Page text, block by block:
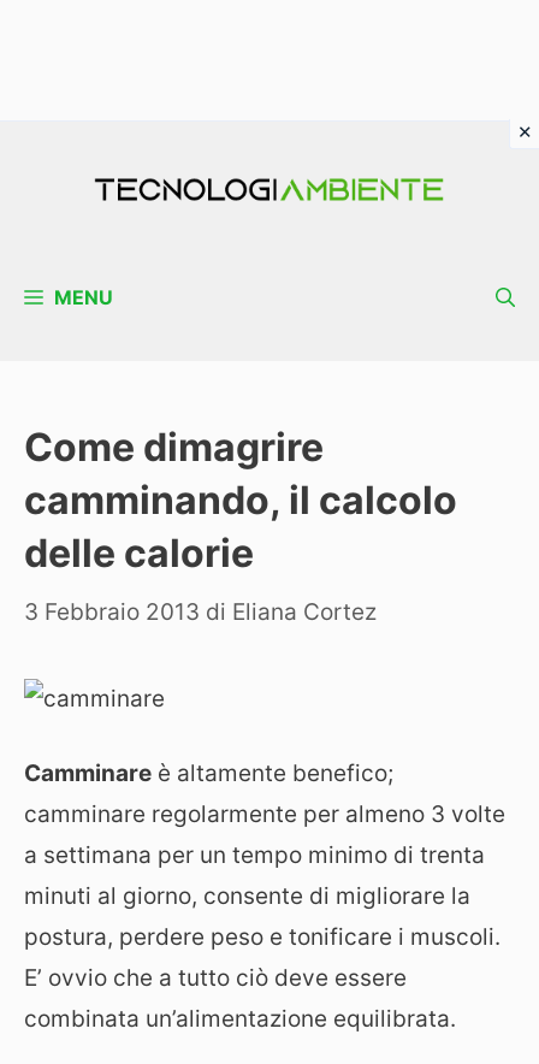
MENU
Come dimagrire
camminando, il calcolo
delle calorie
3 Febbraio 2013 di Eliana Cortez
Camminare è altamente benefico;
camminare regolarmente per almeno 3 volte
a settimana per un tempo minimo di trenta
minuti al giorno, consente di migliorare la
postura, perdere peso e tonificare i muscoli.
E’ ovvio che a tutto ciò deve essere
combinata un’alimentazione equilibrata.